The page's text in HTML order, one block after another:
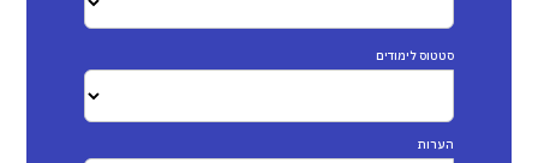
סטטוס לימודים
הערות